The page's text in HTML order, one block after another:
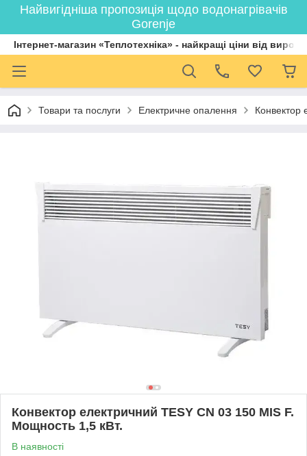
Найвигідніша пропозиція щодо водонагрівачів
Gorenje
Інтернет-магазин «Теплотехніка» - найкращі ціни від
Товари та послуги Електричне опалення Конвектор
Конвектор електричний TESY CN 03 150 MIS F.
Мощность 1,5 кВт.
В наявності